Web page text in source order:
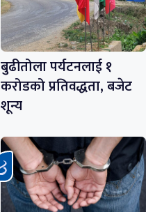
बुढीतोला पर्यटनलाई १
करोडको प्रतिवद्धता, बजेट
शून्य